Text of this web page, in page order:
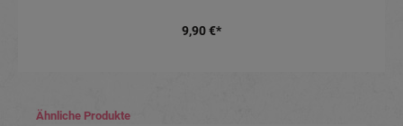
9,90 €*
Produktgalerie überspringen
Ähnliche Produkte